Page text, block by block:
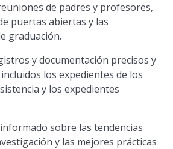
de padres y profesores,
puertas abiertas y las
graduación.
y documentación precisos y
los expedientes de los
y los expedientes
sobre las tendencias
y las mejores prácticas